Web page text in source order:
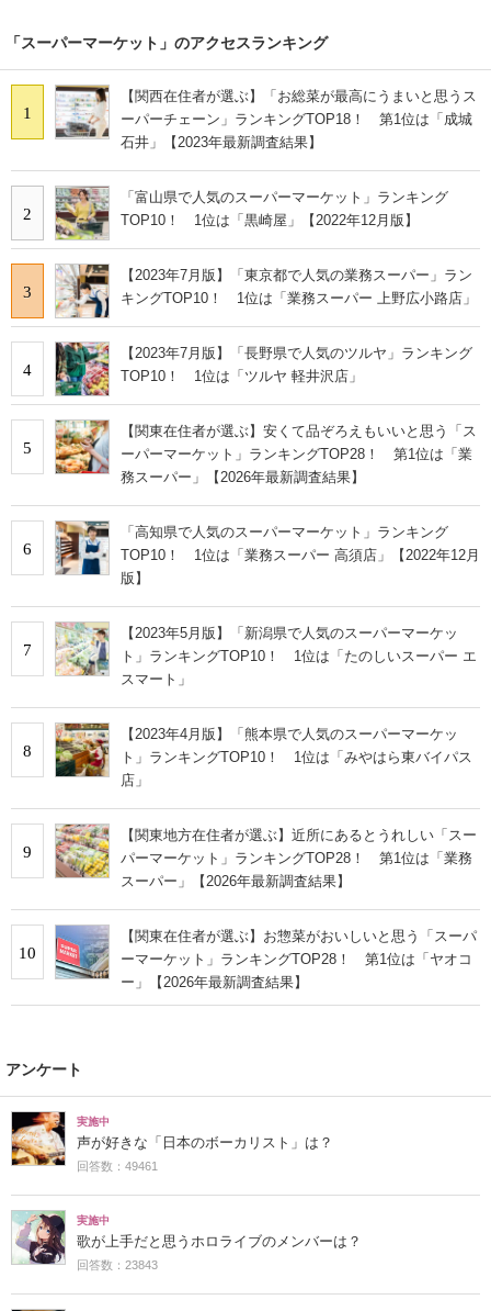
「スーパーマーケット」のアクセスランキング
1
【関西在住者が選ぶ】「お総菜が最高にうまいと思うス
ーパーチェーン」ランキングTOP18！ 第1位は「成城
石井」【2023年最新調査結果】
2
「富山県で人気のスーパーマーケット」ランキング
TOP10！ 1位は「黒崎屋」【2022年12月版】
3
【2023年7月版】「東京都で人気の業務スーパー」ラン
キングTOP10！ 1位は「業務スーパー 上野広小路店」
4
【2023年7月版】「長野県で人気のツルヤ」ランキング
TOP10！ 1位は「ツルヤ 軽井沢店」
5
【関東在住者が選ぶ】安くて品ぞろえもいいと思う「ス
ーパーマーケット」ランキングTOP28！ 第1位は「業
務スーパー」【2026年最新調査結果】
6
「高知県で人気のスーパーマーケット」ランキング
TOP10！ 1位は「業務スーパー 高須店」【2022年12月
版】
7
【2023年5月版】「新潟県で人気のスーパーマーケッ
ト」ランキングTOP10！ 1位は「たのしいスーパー エ
スマート」
8
【2023年4月版】「熊本県で人気のスーパーマーケッ
ト」ランキングTOP10！ 1位は「みやはら東バイパス
店」
9
【関東地方在住者が選ぶ】近所にあるとうれしい「スー
パーマーケット」ランキングTOP28！ 第1位は「業務
スーパー」【2026年最新調査結果】
10
【関東在住者が選ぶ】お惣菜がおいしいと思う「スーパ
ーマーケット」ランキングTOP28！ 第1位は「ヤオコ
ー」【2026年最新調査結果】
アンケート
実施中
声が好きな「日本のボーカリスト」は？
回答数：49461
実施中
歌が上手だと思うホロライブのメンバーは？
回答数：23843